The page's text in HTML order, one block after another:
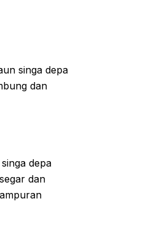
singa depa
dan
depa
dan